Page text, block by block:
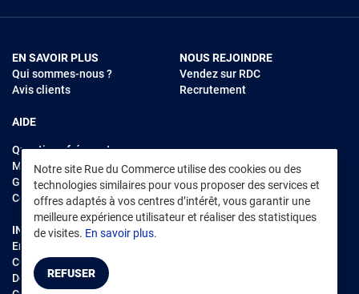
EN SAVOIR PLUS
Qui sommes-nous ?
Avis clients
AIDE
Questions fréquentes
Modes de règlements
Garantie et retours
Contacter Rue du Commerce
NOUS REJOINDRE
Vendez sur RDC
Recrutement
INFORMATIONS LÉGALES
Environnement
CGV /CGU Marketplace
Données personnelles
Notre site Rue du Commerce utilise des cookies ou des
technologies similaires pour vous proposer des services et
offres adaptés à vos centres d’intérêt, vous garantir une
meilleure expérience utilisateur et réaliser des statistiques
de visites. En savoir plus.
REFUSER